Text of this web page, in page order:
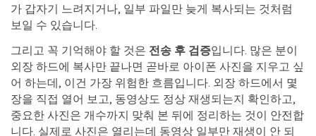
가 갑자기 느려지거나, 일부 파일만 늦게 복사되는 것처럼
보일 수 있습니다.
그리고 꼭 기억해야 할 것은 전송 후 검증입니다. 많은 분이
외장 하드에 복사만 끝나면 곧바로 아이폰 사진을 지우고 싶
어 하는데, 이건 가장 위험한 흐름입니다. 외장 하드에서 몇
장을 직접 열어 보고, 동영상도 정상 재생되는지 확인하고,
중요한 사진은 개수까지 맞춰 본 뒤에 정리하는 것이 안전합
니다. 실제로 사진은 열리는데 동영상 일부만 재생이 안 되